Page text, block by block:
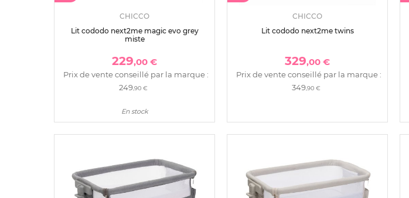
CHICCO
Lit cododo next2me magic evo grey
miste
229,00 €
Prix de vente conseillé par la marque :
249,90 €
En stock
CHICCO
Lit cododo next2me twins
329,00 €
Prix de vente conseillé par la marque :
349,90 €